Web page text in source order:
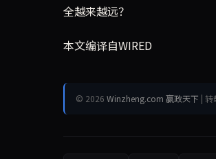
全越来越远？
本文编译自WIRED
© 2026 Winzheng.com 赢政天下 |